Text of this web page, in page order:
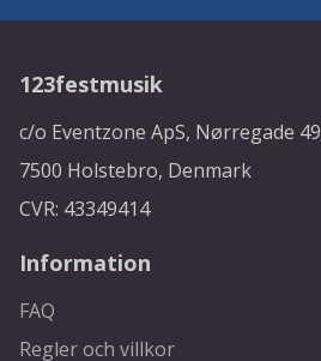
123festmusik
c/o Eventzone ApS, Nørregade 49
7500 Holstebro, Denmark
CVR: 43349414
Information
FAQ
Regler och villkor